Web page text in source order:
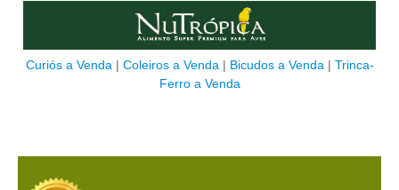
Curiós a Venda | Coleiros a Venda | Bicudos a Venda | Trinca-
Ferro a Venda